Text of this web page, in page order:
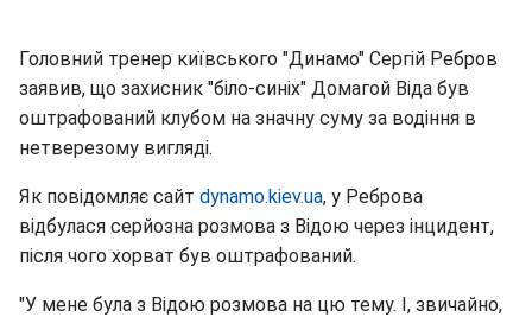
Головний тренер київського "Динамо" Сергій Ребров
заявив, що захисник "біло-синіх" Домагой Віда був
оштрафований клубом на значну суму за водіння в
нетверезому вигляді.
Як повідомляє сайт dynamo.kiev.ua, у Реброва
відбулася серйозна розмова з Відою через інцидент,
після чого хорват був оштрафований.
"У мене була з Відою розмова на цю тему. І, звичайно,